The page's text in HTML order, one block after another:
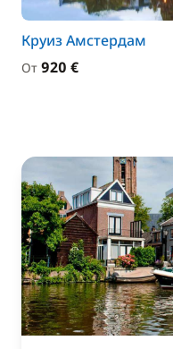
Круиз Амстердам
От 920 €